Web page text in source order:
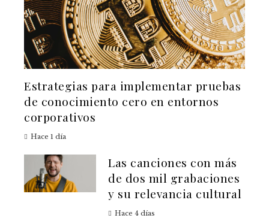
Estrategias para implementar pruebas
de conocimiento cero en entornos
corporativos
Hace 1 día
Las canciones con más
de dos mil grabaciones
y su relevancia cultural
Hace 4 días